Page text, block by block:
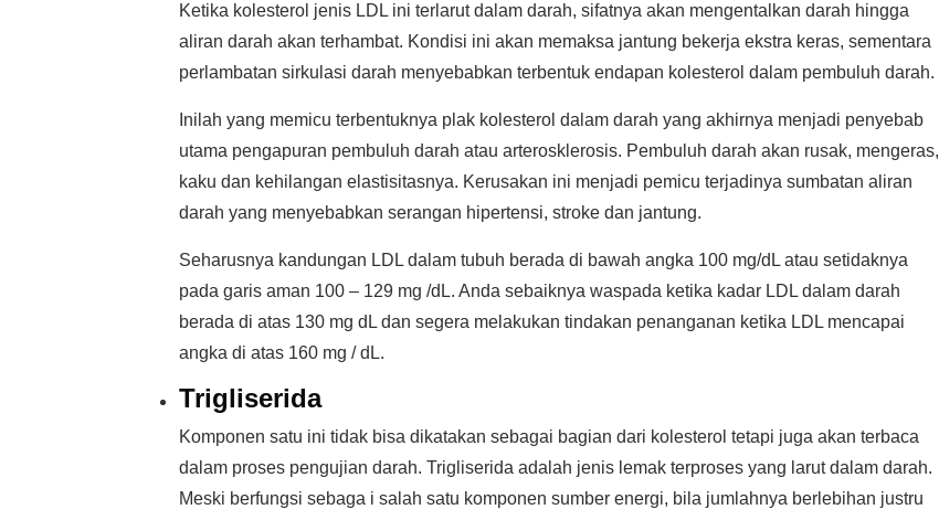
Ketika kolesterol jenis LDL ini terlarut dalam darah, sifatnya akan mengentalkan darah hingga
aliran darah akan terhambat. Kondisi ini akan memaksa jantung bekerja ekstra keras, sementara
perlambatan sirkulasi darah menyebabkan terbentuk endapan kolesterol dalam pembuluh darah.
Inilah yang memicu terbentuknya plak kolesterol dalam darah yang akhirnya menjadi penyebab
utama pengapuran pembuluh darah atau arterosklerosis. Pembuluh darah akan rusak, mengeras,
kaku dan kehilangan elastisitasnya. Kerusakan ini menjadi pemicu terjadinya sumbatan aliran
darah yang menyebabkan serangan hipertensi, stroke dan jantung.
Seharusnya kandungan LDL dalam tubuh berada di bawah angka 100 mg/dL atau setidaknya
pada garis aman 100 – 129 mg /dL. Anda sebaiknya waspada ketika kadar LDL dalam darah
berada di atas 130 mg dL dan segera melakukan tindakan penanganan ketika LDL mencapai
angka di atas 160 mg / dL.
Trigliserida
Komponen satu ini tidak bisa dikatakan sebagai bagian dari kolesterol tetapi juga akan terbaca
dalam proses pengujian darah. Trigliserida adalah jenis lemak terproses yang larut dalam darah.
Meski berfungsi sebaga i salah satu komponen sumber energi, bila jumlahnya berlebihan justru